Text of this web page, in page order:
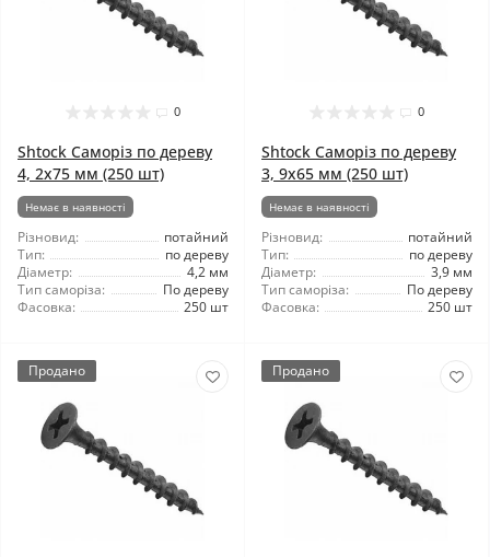
0
Shtock Саморіз по дереву
4, 2x75 мм (250 шт)
Немає в наявності
Різновид:
потайний
Тип:
по дереву
Діаметр:
4,2 мм
Тип саморіза:
По дереву
Фасовка:
250 шт
0
Shtock Саморіз по дереву
3, 9x65 мм (250 шт)
Немає в наявності
Різновид:
потайний
Тип:
по дереву
Діаметр:
3,9 мм
Тип саморіза:
По дереву
Фасовка:
250 шт
Продано Продано